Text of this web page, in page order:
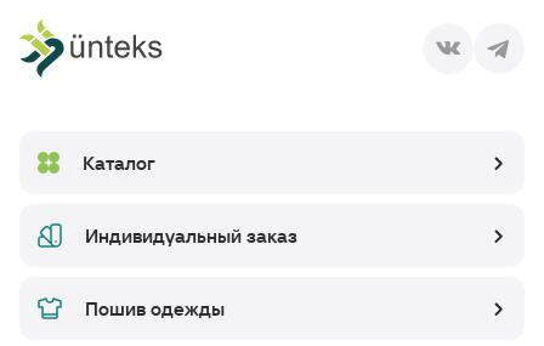
Каталог
Индивидуальный заказ
Пошив одежды